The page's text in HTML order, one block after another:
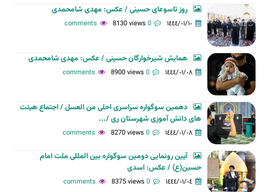
روز تاسوعای حسینی / عکس: مهدی شامحمدی
١٤٤٤/٠١/١٠ 0 comments
8130 views
همایش شیرخوارگان حسینی / عکس: مهدی شامحمدی
١٤٤٤/٠١/٠٨ 0 comments
8900 views
دهمین سوگواره سراسری احلی من العسل / اجتماع هیئت
های دانش آموزی شهرستان ری /...
١٤٤٤/٠١/٠٨ 0 comments
8270 views
آیین رونمایی دومین سوگواره بین المللی ملت امام
حسین(ع) / عکس: اسدی
١٤٤٤/٠١/٠٤ 0 comments
8375 views